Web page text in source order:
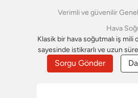
Verimli ve güvenilir
Hava
Klasik bir hava soğutmalı iş mili
sayesinde istikrarlı ve uzun
soğutma sistemlerine olan
başlayan biri olun ister uygun
Sorgu Gönder